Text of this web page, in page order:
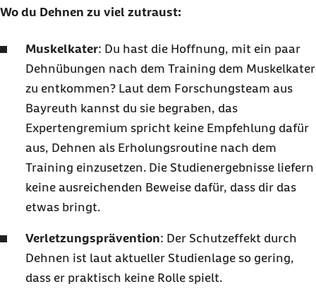
Wo du Dehnen zu viel zutraust:
Muskelkater: Du hast die Hoffnung, mit ein paar
Dehnübungen nach dem Training dem Muskelkater
zu entkommen? Laut dem Forschungsteam aus
Bayreuth kannst du sie begraben, das
Expertengremium spricht keine Empfehlung dafür
aus, Dehnen als Erholungsroutine nach dem
Training einzusetzen. Die Studienergebnisse liefern
keine ausreichenden Beweise dafür, dass dir das
etwas bringt.
Verletzungsprävention: Der Schutzeffekt durch
Dehnen ist laut aktueller Studienlage so gering,
dass er praktisch keine Rolle spielt.